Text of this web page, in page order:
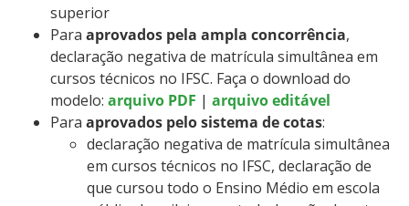
superior
Para aprovados pela ampla concorrência,
declaração negativa de matrícula simultânea em
cursos técnicos no IFSC. Faça o download do
modelo: arquivo PDF | arquivo editável
Para aprovados pelo sistema de cotas:
declaração negativa de matrícula simultânea
em cursos técnicos no IFSC, declaração de
que cursou todo o Ensino Médio em escola